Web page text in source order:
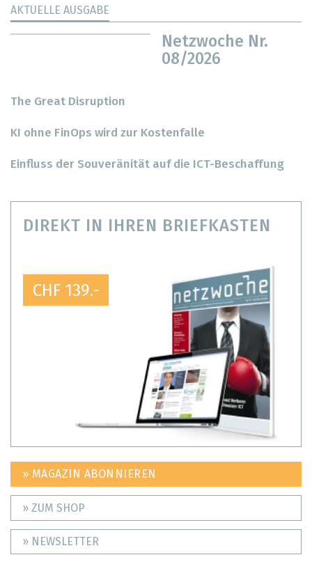
AKTUELLE AUSGABE
Netzwoche Nr.
08/2026
The Great Disruption
KI ohne FinOps wird zur Kostenfalle
Einfluss der Souveränität auf die ICT-Beschaffung
DIREKT IN IHREN BRIEFKASTEN
CHF 139.-
» MAGAZIN ABONNIEREN
» ZUM SHOP
» NEWSLETTER